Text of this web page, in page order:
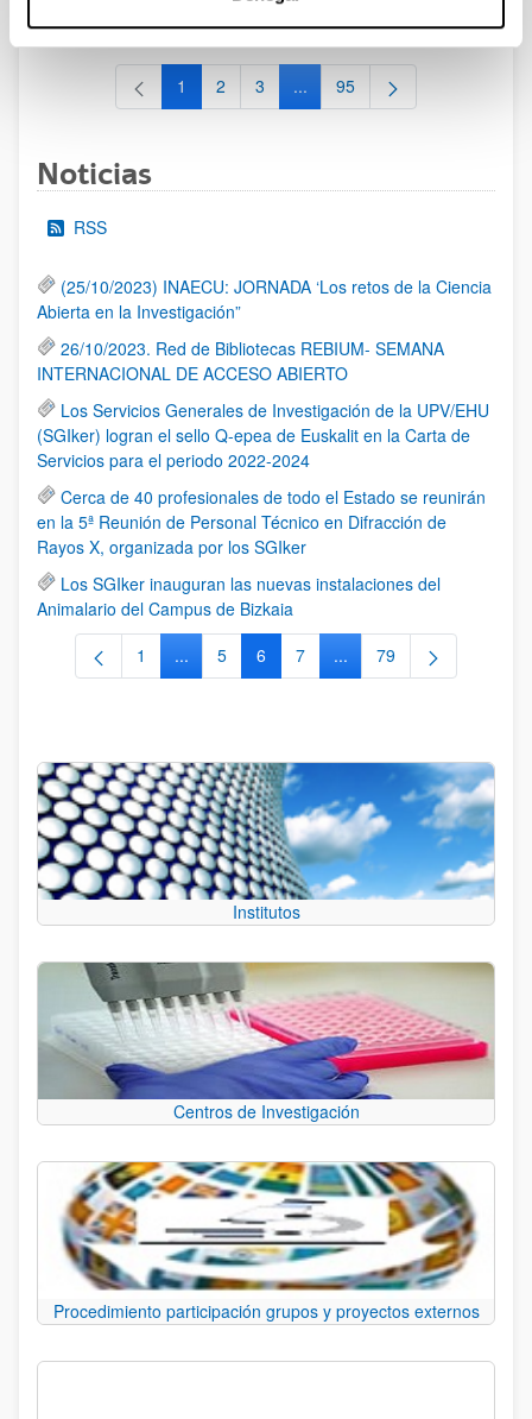
al 30/07/2026 (ambos incluídos)
Página
1 Página
2 Página
3 ...Páginas intermedias Use TAB
Página
95
Noticias
RSS
(25/10/2023) INAECU: JORNADA ‘Los retos de la Ciencia
Abierta en la Investigación”
26/10/2023. Red de Bibliotecas REBIUM- SEMANA
INTERNACIONAL DE ACCESO ABIERTO
Los Servicios Generales de Investigación de la UPV/EHU
(SGIker) logran el sello Q-epea de Euskalit en la Carta de
Servicios para el periodo 2022-2024
Cerca de 40 profesionales de todo el Estado se reunirán
en la 5ª Reunión de Personal Técnico en Difracción de
Rayos X, organizada por los SGIker
Los SGIker inauguran las nuevas instalaciones del
Animalario del Campus de Bizkaia
Página
1 ...Páginas intermedias Use TAB para
Página
5 Página
6 Página
7 ...Páginas intermedias
Página
79
Institutos
Centros de Investigación
Procedimiento participación grupos y proyectos externos